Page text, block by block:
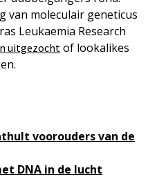
van moleculair geneticus
Leukaemia Research
uitgezocht of lookalikes
voorouders van de
DNA in de lucht